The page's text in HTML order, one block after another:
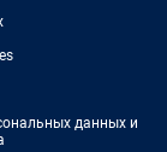
данных и